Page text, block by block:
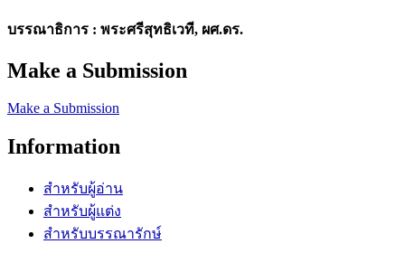
บรรณาธิการ : พระศรีสุทธิเวที, ผศ.ดร.
Make a Submission
Make a Submission
Information
สำหรับผู้อ่าน
สำหรับผู้แต่ง
สำหรับบรรณารักษ์